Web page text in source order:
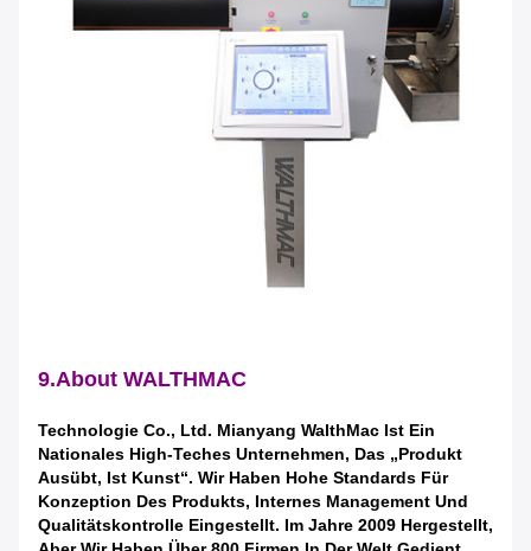
9.About WALTHMAC
Technologie Co., Ltd. Mianyang WalthMac Ist Ein
Nationales High-Teches Unternehmen, Das „Produkt
Ausübt, Ist Kunst“. Wir Haben Hohe Standards Für
Konzeption Des Produkts, Internes Management Und
Qualitätskontrolle Eingestellt. Im Jahre 2009 Hergestellt,